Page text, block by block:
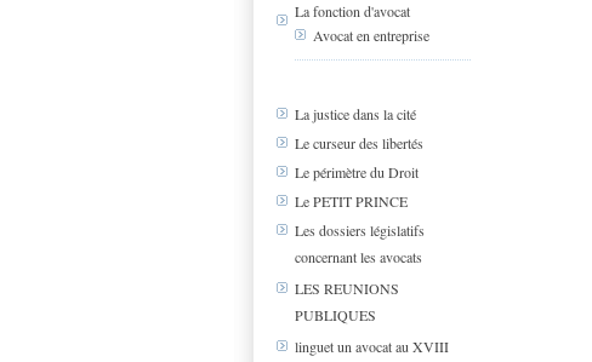
La fonction d'avocat
Avocat en entreprise
La justice dans la cité
Le curseur des libertés
Le périmètre du Droit
Le PETIT PRINCE
Les dossiers législatifs
concernant les avocats
LES REUNIONS
PUBLIQUES
linguet un avocat au XVIII